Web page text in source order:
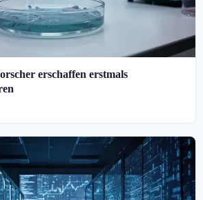
erschaffen erstmals